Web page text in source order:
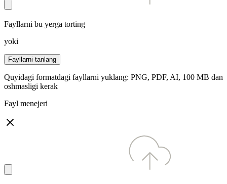
Fayllarni bu yerga torting
yoki
Fayllarni tanlang
Quyidagi formatdagi fayllarni yuklang: PNG, PDF, AI, 100 MB dan
oshmasligi kerak
Fayl menejeri